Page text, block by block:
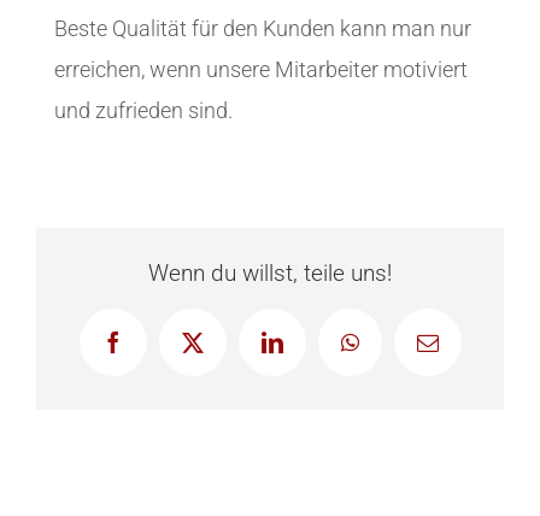
Beste Qualität für den Kunden kann man nur
erreichen, wenn unsere Mitarbeiter motiviert
und zufrieden sind.
Wenn du willst, teile uns!
FacebookX LinkedInWhatsApp
E-